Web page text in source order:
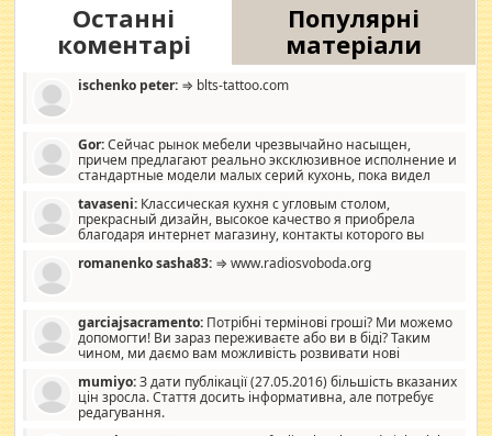
Останні
коментарі
Популярні
матеріали
ischenko peter: ⇒ blts-tattoo.com
Gor:Сейчас рынок мебели чрезвычайно насыщен,
причем предлагают реально эксклюзивное исполнение и
стандартные модели малых серий кухонь, пока видел
стандартные формы, в MebelOk, креативненько и что главное -
со вкусом все в порядке, без ненужных наворотов удорожающих
мебель, а это не последний фактор.
tavaseni: Классическая кухня с угловым столом,
прекрасный дизайн, высокое качество я приобрела
благодаря интернет магазину, контакты которого вы
romanenko sasha83: ⇒ www.radiosvoboda.org
garciajsacramento: Потрібні термінові гроші? Ми можемо
допомогти! Ви зараз переживаєте або ви в біді? Таким
чином, ми даємо вам можливість розвивати нові
допомагати людям, які намагаються дати їм шанс. Кожен
заслуговує на другий шанс, і, оскільки влада не зможе, вони
повинні приймати від інших. Для нас нема багато суми, і зрілість
mumiyo:З дати публікації (27.05.2016) більшість вказаних
цін зросла. Стаття досить інформативна, але потребує
редагування.